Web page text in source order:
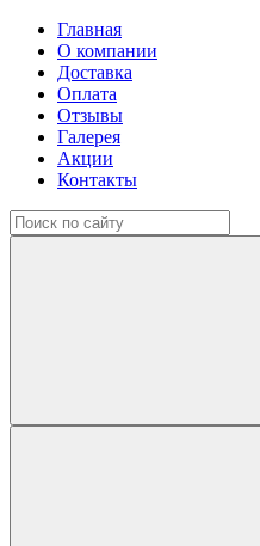
Главная
О компании
Доставка
Оплата
Отзывы
Галерея
Акции
Контакты